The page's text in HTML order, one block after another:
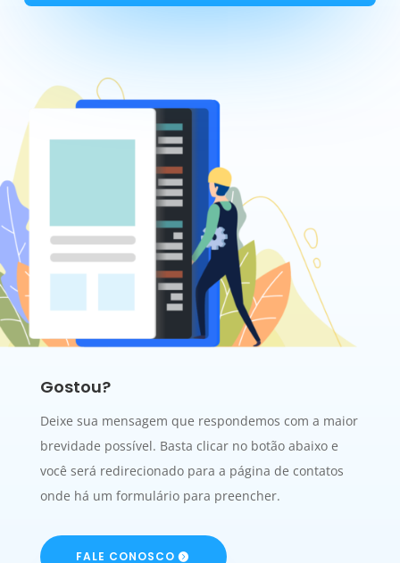
Gostou?
Deixe sua mensagem que respondemos com a maior
brevidade possível. Basta clicar no botão abaixo e
você será redirecionado para a página de contatos
onde há um formulário para preencher.
FALE CONOSCO